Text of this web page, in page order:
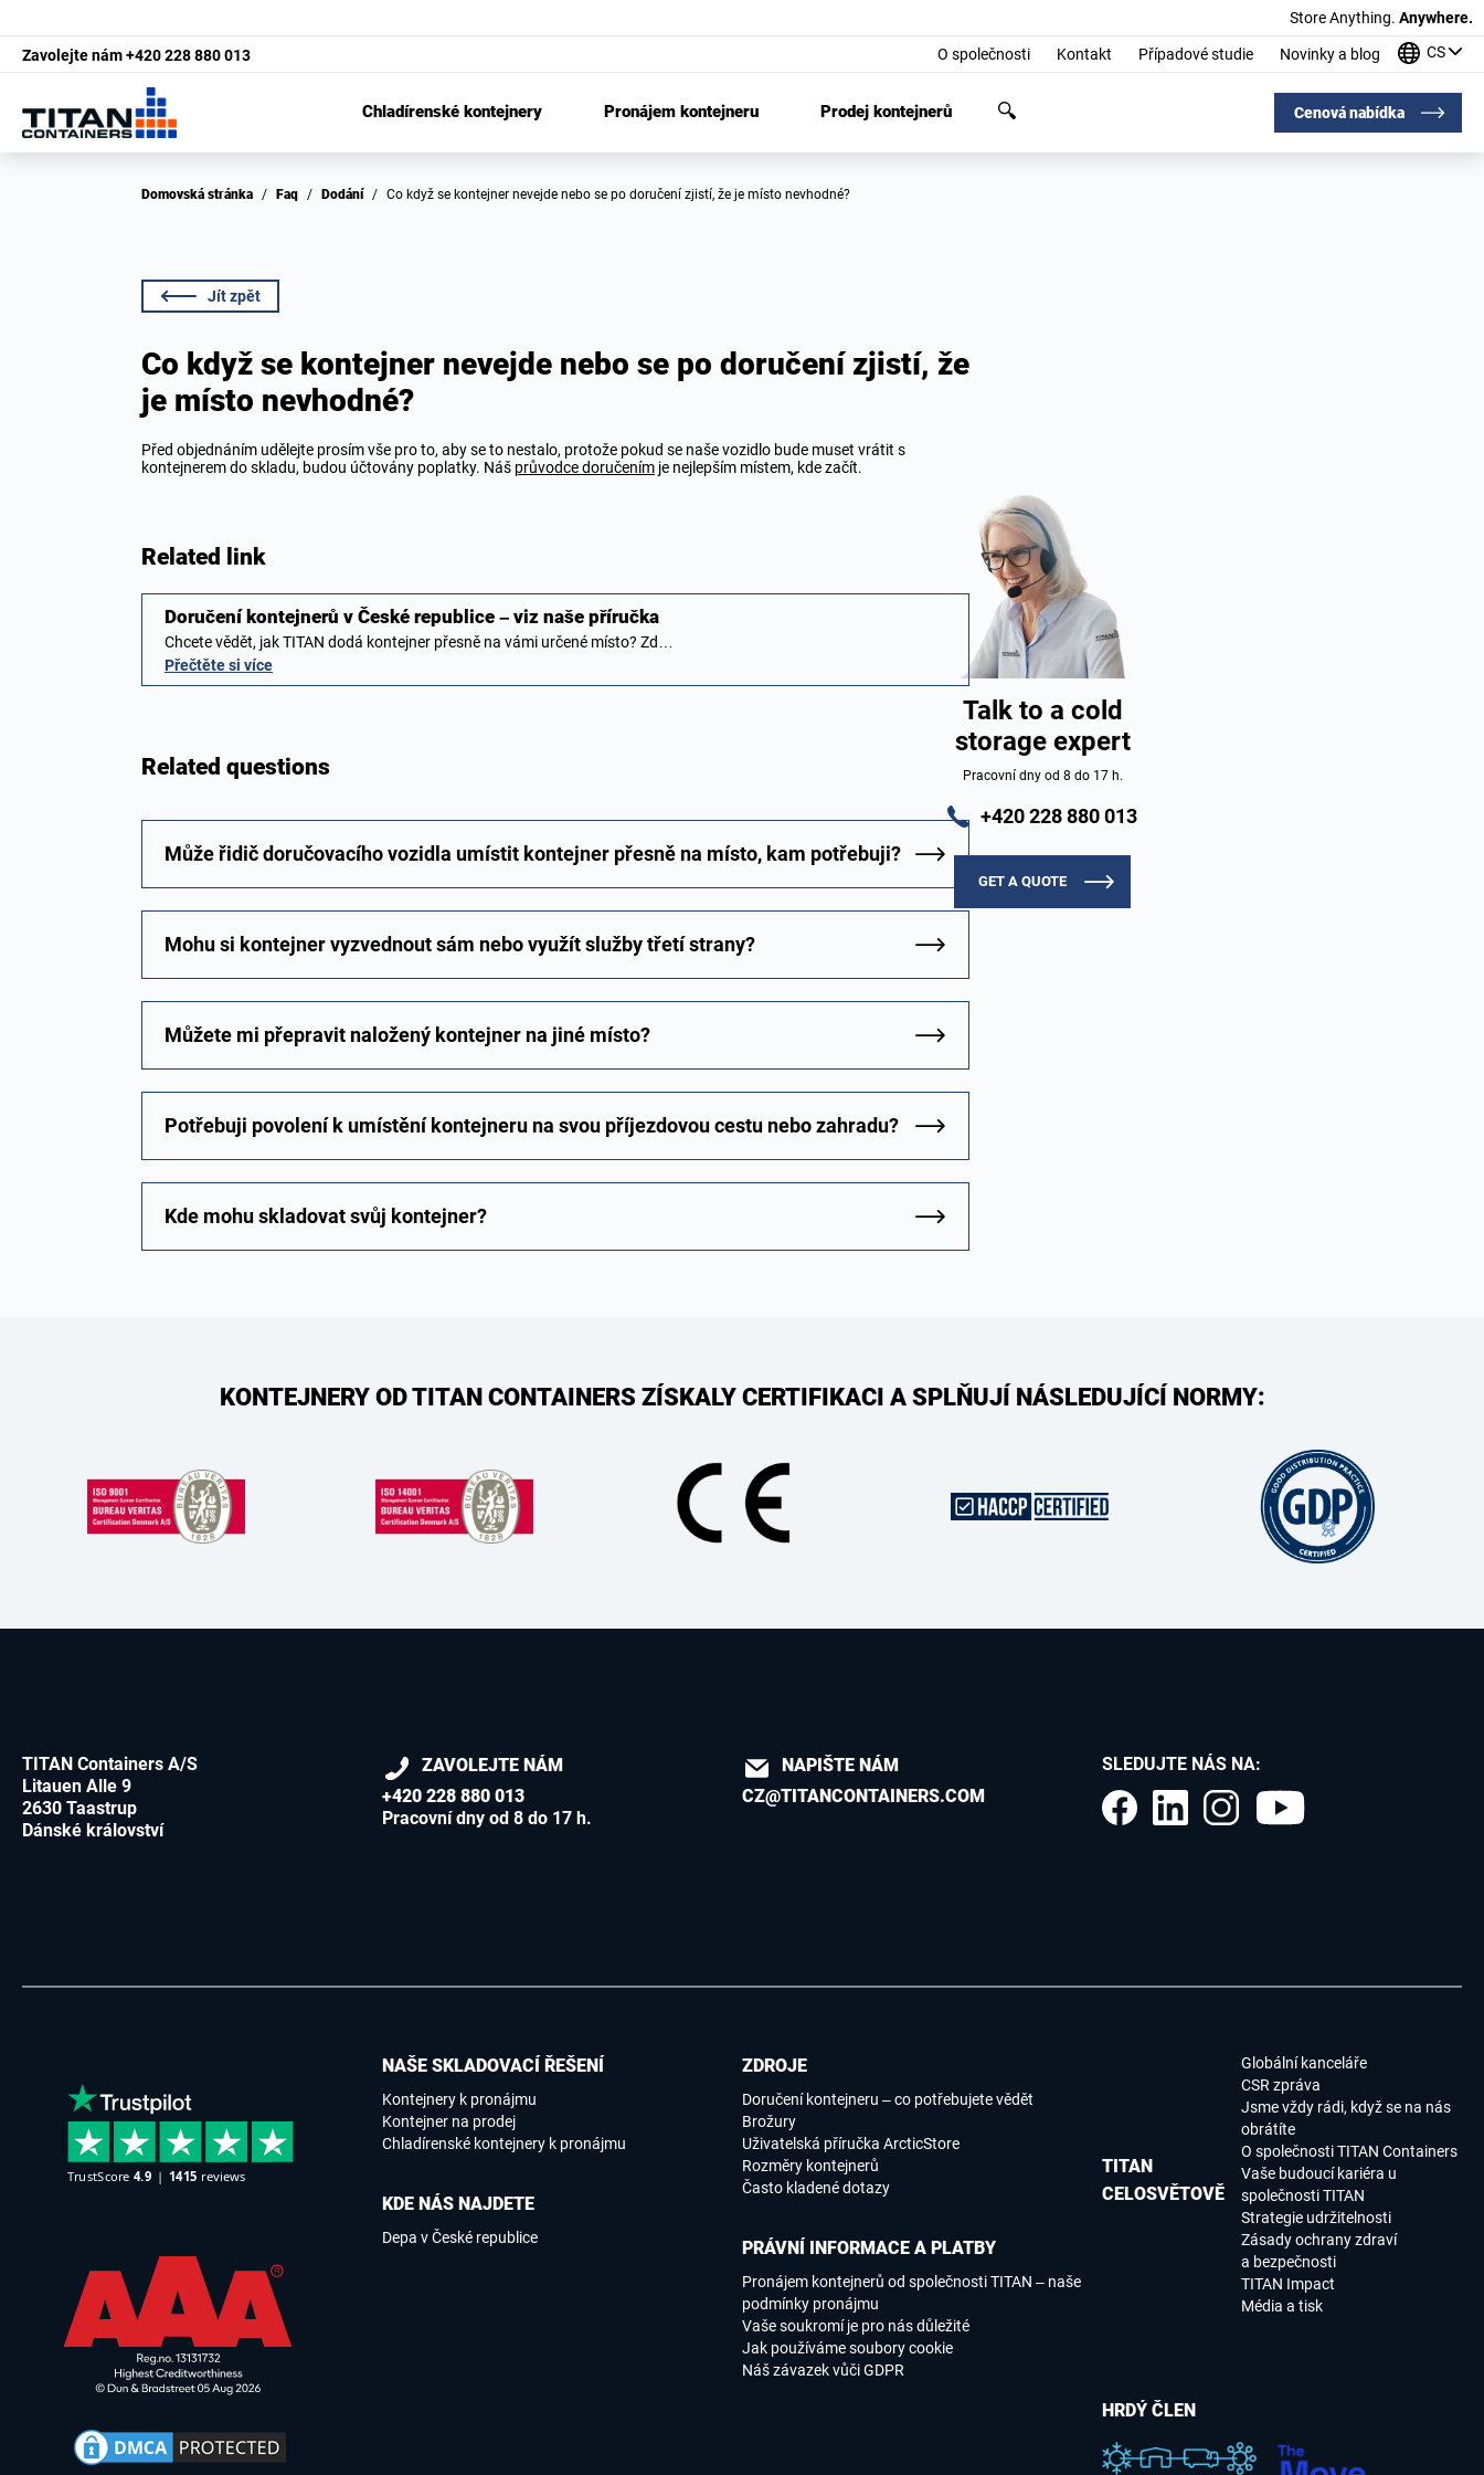
Store Anything. Anywhere.
Zavolejte nám+420 228 880 013 O společnosti Kontakt Případové studie Novinky a blog CS
Chladírenské kontejnery Pronájem kontejneru Prodej kontejnerů Cenová nabídka
Domovská stránka / Faq / Dodání / Co když se kontejner nevejde nebo se po doručení zjistí, že je místo nevhodné?
Jít zpět
Co když se kontejner nevejde nebo se po doručení zjistí, že
je místo nevhodné?
Před objednáním udělejte prosím vše pro to, aby se to nestalo, protože pokud se naše vozidlo bude muset vrátit s
kontejnerem do skladu, budou účtovány poplatky. Náš průvodce doručením je nejlepším místem, kde začít.
Related link
Doručení kontejnerů v České republice – viz naše příručka
Chcete vědět, jak TITAN dodá kontejner přesně na vámi určené místo? Zd…
Přečtěte si více
Related questions
Může řidič doručovacího vozidla umístit kontejner přesně na místo, kam potřebuji?
Mohu si kontejner vyzvednout sám nebo využít služby třetí strany?
Můžete mi přepravit naložený kontejner na jiné místo?
Potřebuji povolení k umístění kontejneru na svou příjezdovou cestu nebo zahradu?
Kde mohu skladovat svůj kontejner?
Talk to a cold
storage expert
Pracovní dny od 8 do 17 h.
+420 228 880 013
GET A QUOTE
KONTEJNERY OD TITAN CONTAINERS ZÍSKALY CERTIFIKACI A SPLŇUJÍ NÁSLEDUJÍCÍ NORMY:
TITAN Containers A/S
Litauen Alle 9
2630 Taastrup
Dánské království
ZAVOLEJTE NÁM
+420 228 880 013
Pracovní dny od 8 do 17 h.
NAPIŠTE NÁM
CZ@TITANCONTAINERS.COM
SLEDUJTE NÁS NA:
NAŠE SKLADOVACÍ ŘEŠENÍ
Kontejnery k pronájmu
Kontejner na prodej
Chladírenské kontejnery k pronájmu
KDE NÁS NAJDETE
Depa v České republice
TITAN
CELOSVĚTOVĚ
Globální kanceláře
CSR zpráva
Jsme vždy rádi, když se na nás
obrátíte
O společnosti TITAN Containers
Vaše budoucí kariéra u
společnosti TITAN
Strategie udržitelnosti
Zásady ochrany zdraví
a bezpečnosti
TITAN Impact
Média a tisk
ZDROJE
Doručení kontejneru – co potřebujete vědět
Brožury
Uživatelská příručka ArcticStore
Rozměry kontejnerů
Často kladené dotazy
PRÁVNÍ INFORMACE A PLATBY
Pronájem kontejnerů od společnosti TITAN – naše
podmínky pronájmu
Vaše soukromí je pro nás důležité
Jak používáme soubory cookie
Náš závazek vůči GDPR
HRDÝ ČLEN